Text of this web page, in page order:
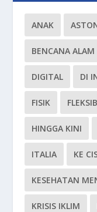
ANAK
BENCANA ALAM
DIGITAL DI
FISIK
HINGGA KINI
ITALIA KE
KESEHATAN
KRISIS IKLIM